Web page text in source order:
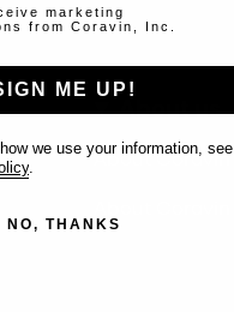
About us
About Coravin
marketing
from Coravin, Inc.
ME UP!
we use your information, see
NO, THANKS